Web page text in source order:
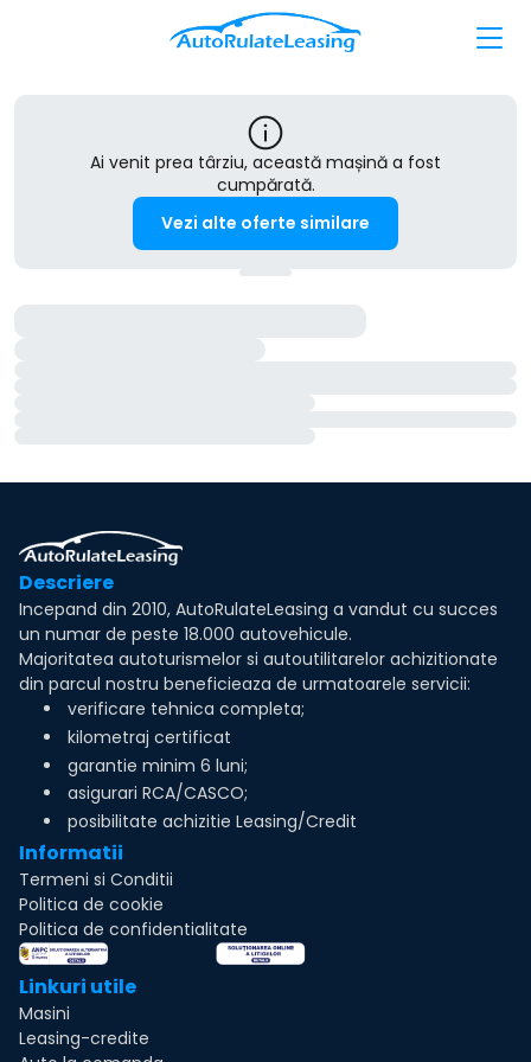
Ai venit prea târziu, această mașină a fost
cumpărată.
Vezi alte oferte similare
Descriere
Incepand din 2010, AutoRulateLeasing a vandut cu succes
un numar de peste 18.000 autovehicule.
Majoritatea autoturismelor si autoutilitarelor achizitionate
din parcul nostru beneficieaza de urmatoarele servicii:
verificare tehnica completa;
kilometraj certificat
garantie minim 6 luni;
asigurari RCA/CASCO;
posibilitate achizitie Leasing/Credit
Informatii
Termeni si Conditii
Politica de cookie
Politica de confidentialitate
Linkuri utile
Masini
Leasing-credite